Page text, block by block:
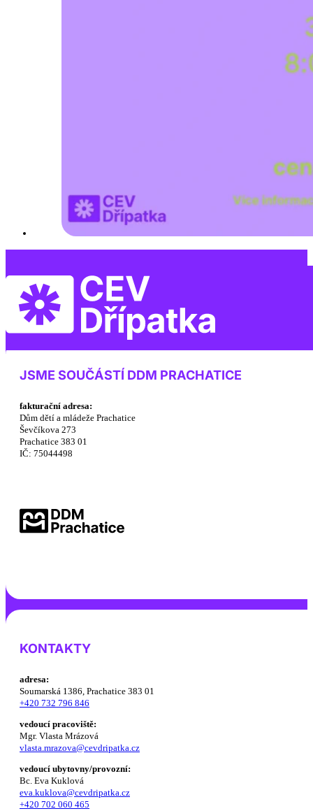
JSME SOUČÁSTÍ DDM PRACHATICE
fakturační adresa:
Dům dětí a mládeže Prachatice
Ševčíkova 273
Prachatice 383 01
IČ: 75044498
KONTAKTY
adresa:
Soumarská 1386, Prachatice 383 01
+420 732 796 846
vedoucí pracoviště:
Mgr. Vlasta Mrázová
vlasta.mrazova@cevdripatka.cz
vedoucí ubytovny/provozní:
Bc. Eva Kuklová
eva.kuklova@cevdripatka.cz
+420 702 060 465